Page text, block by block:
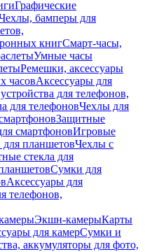
Графические
бамперы для
книгСмарт-часы,
Умные часы
Ремешки, аксессуары
часовАксессуары для
для телефонов,
для телефоновЧехлы для
Защитные
смартфоновИгровые
планшетовЧехлы с
стекла для
Сумки для
Аксессуары для
телефонов,
Экшн-камерыКарты
для камерСумки и
аккумуляторы для фото,